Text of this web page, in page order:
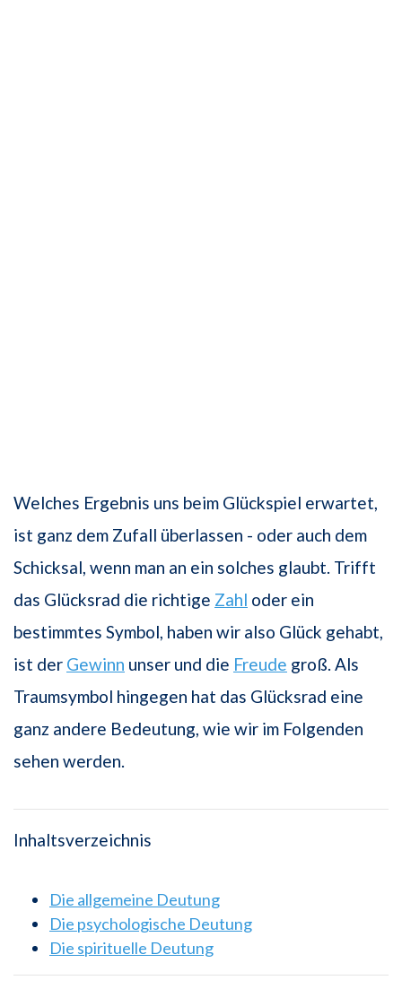
Welches Ergebnis uns beim Glückspiel erwartet,
ist ganz dem Zufall überlassen - oder auch dem
Schicksal, wenn man an ein solches glaubt. Trifft
das Glücksrad die richtige Zahl oder ein
bestimmtes Symbol, haben wir also Glück gehabt,
ist der Gewinn unser und die Freude groß. Als
Traumsymbol hingegen hat das Glücksrad eine
ganz andere Bedeutung, wie wir im Folgenden
sehen werden.
Inhaltsverzeichnis
Die allgemeine Deutung
Die psychologische Deutung
Die spirituelle Deutung